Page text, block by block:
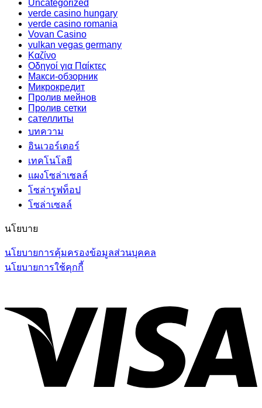
Uncategorized
verde casino hungary
verde casino romania
Vovan Casino
vulkan vegas germany
Καζίνο
Οδηγοί για Παίκτες
Макси-обзорник
Микрокредит
Пролив мейнов
Пролив сетки
сателлиты
บทความ
อินเวอร์เตอร์
เทคโนโลยี
แผงโซล่าเซลล์
โซล่ารูฟท็อป
โซล่าเซลล์
นโยบาย
นโยบายการคุ้มครองข้อมูลส่วนบุคคล
นโยบายการใช้คุกกี้